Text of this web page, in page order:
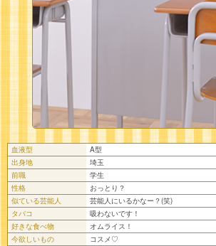
血液型
A型
出身地
埼玉
前職
学生
性格
おっとり？
似ている芸能人
芸能人にいるかなー？(笑)
タバコ
吸わないです！
好きな食べ物
オムライス！
今欲しいもの
コスメ♡